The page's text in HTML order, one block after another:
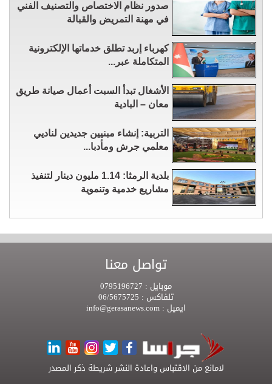
صدور نظام الاختصاص والتصنيف الفني
في مهنة التمريض والقبالة
كهرباء إربد تطلق خدماتها الإلكترونية
المتكاملة عبر...
الأشغال تبدأ السبت أعمال صيانة طريق
معان – البادية
التربية: إنشاء مبنيين جديدين لناديي
معلمي جرش ومأدبا...
بلدية الرمثا: 1.14 مليون دينار لتنفيذ
مشاريع خدمية وتنموية
تواصل معنا
موبايل :
تلفاكس :
ايميل :
لامانع من الاقتباس واعادة النشر شريطة ذكر المصدر